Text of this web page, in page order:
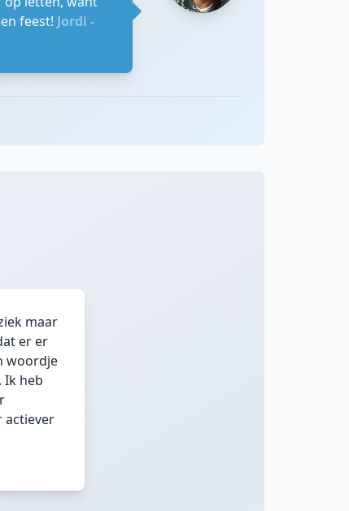
feest! Jordi -
maar
er er
woordje
Ik heb
actiever